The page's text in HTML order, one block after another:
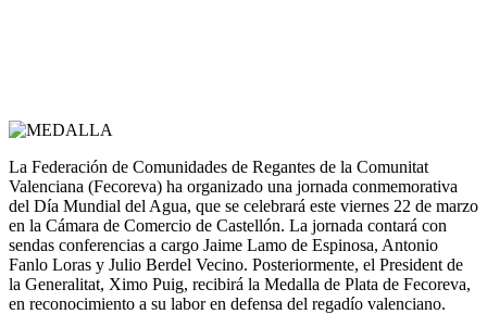
La Federación de Comunidades de Regantes de la Comunitat
Valenciana (Fecoreva) ha organizado una jornada conmemorativa
del Día Mundial del Agua, que se celebrará este viernes 22 de marzo
en la Cámara de Comercio de Castellón. La jornada contará con
sendas conferencias a cargo Jaime Lamo de Espinosa, Antonio
Fanlo Loras y Julio Berdel Vecino. Posteriormente, el President de
la Generalitat, Ximo Puig, recibirá la Medalla de Plata de Fecoreva,
en reconocimiento a su labor en defensa del regadío valenciano.